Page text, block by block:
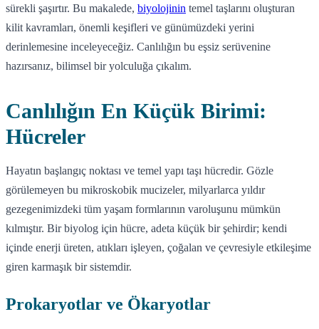
sürekli şaşırtır. Bu makalede, biyolojinin temel taşlarını oluşturan
kilit kavramları, önemli keşifleri ve günümüzdeki yerini
derinlemesine inceleyeceğiz. Canlılığın bu eşsiz serüvenine
hazırsanız, bilimsel bir yolculuğa çıkalım.
Canlılığın En Küçük Birimi:
Hücreler
Hayatın başlangıç noktası ve temel yapı taşı hücredir. Gözle
görülemeyen bu mikroskobik mucizeler, milyarlarca yıldır
gezegenimizdeki tüm yaşam formlarının varoluşunu mümkün
kılmıştır. Bir biyolog için hücre, adeta küçük bir şehirdir; kendi
içinde enerji üreten, atıkları işleyen, çoğalan ve çevresiyle etkileşime
giren karmaşık bir sistemdir.
Prokaryotlar ve Ökaryotlar